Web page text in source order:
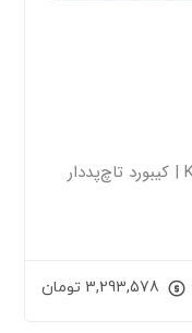
خرید کیبورد بی‌سیم لاجیتک K400 Plus | کیبورد تاچ‌پددار
3,293,578 تومان